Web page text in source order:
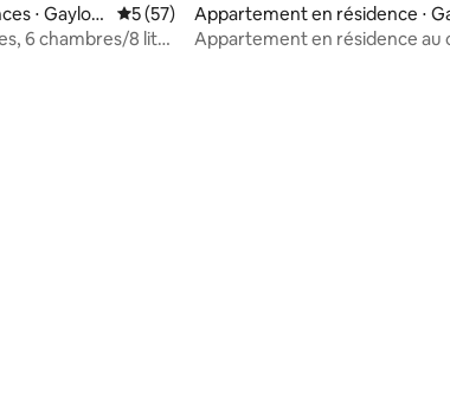
30 commentaires : 4,97 sur 5
⋅ Gaylor
Évaluation moyenne sur la base de 57
5 (57)
6 chambres/8 lits,
Appartement en résidence ⋅
ord
Appartement en résidence au